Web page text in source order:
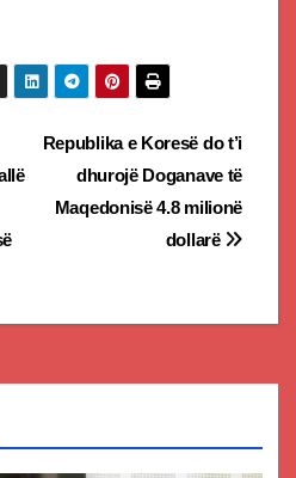
Republika e Koresë do t’i
dhurojë Doganave të
Maqedonisë 4.8 milionë
dollarë